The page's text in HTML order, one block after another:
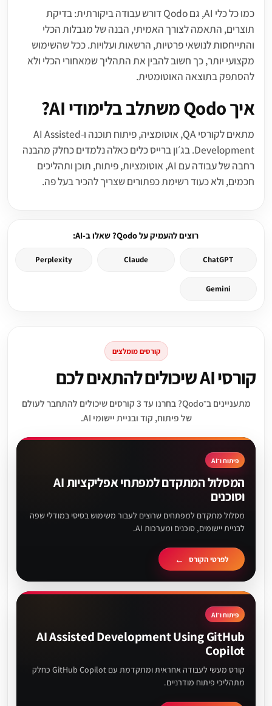
כמו כל כלי AI, גם Qodo דורש עבודה ביקורתית: בדיקת
תוצרים, התאמה לצורך האמיתי, הבנה של מגבלות הכלי
והתייחסות לנושאי פרטיות, הרשאות ועלויות. ככל שהשימוש
מקצועי יותר, כך חשוב להבין את התהליך שמאחורי הכלי ולא
להסתפק בתוצאה האוטומטית.
איך Qodo משתלב בלימודי AI?
מתאים לקורסי QA, אוטומציה, פיתוח תוכנה ו-AI Assisted
Development. בג׳ון ברייס כלים כאלה נלמדים כחלק מהבנה
רחבה של עבודה עם AI, אוטומציות, פיתוח, תוכן ותהליכים
חכמים, ולא כעוד רשימת כפתורים שצריך להכיר בעל פה.
רוצים להעמיק על Qodo? שאלו ב-AI:
ChatGPT
Claude
Perplexity
Gemini
קורסים מומלצים
קורסי AI שיכולים להתאים לכם
מתעניינים ב־Qodo? בחרנו עד 3 קורסים שיכולים להתחבר לעולם
של פיתוח, קוד ובניית יישומי AI.
פיתוח ו־AI
המסלול המתקדם למפתחי אפליקציות AI
וסוכנים
מסלול מתקדם למפתחים שרוצים לעבור משימוש בסיסי במודלי שפה
לבניית יישומים, סוכנים ומערכות AI.
לפרטי הקורס
פיתוח ו־AI
AI Assisted Development Using GitHub
Copilot
קורס מעשי לעבודה אחראית ומתקדמת עם GitHub Copilot כחלק
מתהליכי פיתוח מודרניים.